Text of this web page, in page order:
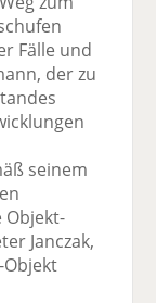
Fälle und
der zu
seinem
Objekt-
Janczak,
Objekt